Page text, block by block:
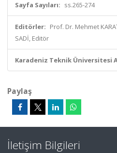
Sayfa Sayıları: ss.265-274
Editörler: Prof. Dr. Mehmet
SADİ, Editör
Karadeniz Teknik Üniversitesi
Paylaş
İletişim Bilgileri